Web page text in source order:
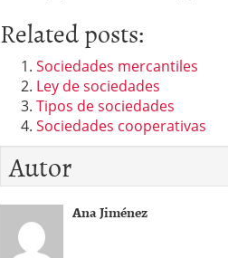
Related posts:
Sociedades mercantiles
Ley de sociedades
Tipos de sociedades
Sociedades cooperativas
Autor
Ana Jiménez